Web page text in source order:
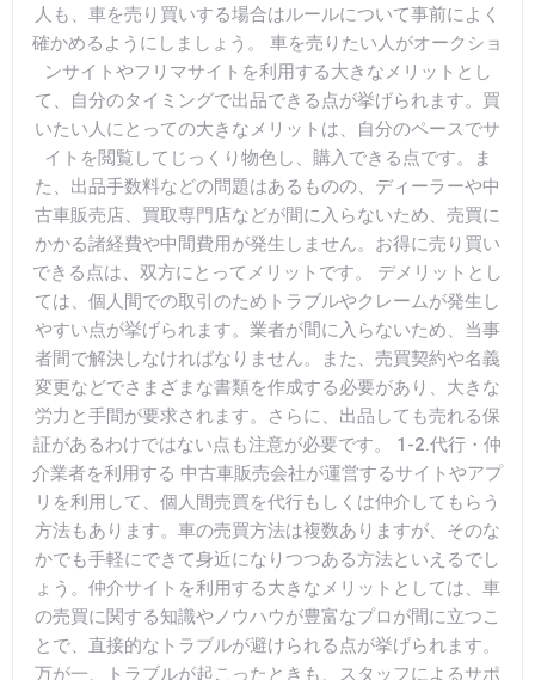
人も、車を売り買いする場合はルールについて事前によく
確かめるようにしましょう。 車を売りたい人がオークショ
ンサイトやフリマサイトを利用する大きなメリットとし
て、自分のタイミングで出品できる点が挙げられます。買
いたい人にとっての大きなメリットは、自分のペースでサ
イトを閲覧してじっくり物色し、購入できる点です。ま
た、出品手数料などの問題はあるものの、ディーラーや中
古車販売店、買取専門店などが間に入らないため、売買に
かかる諸経費や中間費用が発生しません。お得に売り買い
できる点は、双方にとってメリットです。 デメリットとし
ては、個人間での取引のためトラブルやクレームが発生し
やすい点が挙げられます。業者が間に入らないため、当事
者間で解決しなければなりません。また、売買契約や名義
変更などでさまざまな書類を作成する必要があり、大きな
労力と手間が要求されます。さらに、出品しても売れる保
証があるわけではない点も注意が必要です。 1-2.代行・仲
介業者を利用する 中古車販売会社が運営するサイトやアプ
リを利用して、個人間売買を代行もしくは仲介してもらう
方法もあります。車の売買方法は複数ありますが、そのな
かでも手軽にできて身近になりつつある方法といえるでし
ょう。仲介サイトを利用する大きなメリットとしては、車
の売買に関する知識やノウハウが豊富なプロが間に立つこ
とで、直接的なトラブルが避けられる点が挙げられます。
万が一、トラブルが起こったときも、スタッフによるサポ